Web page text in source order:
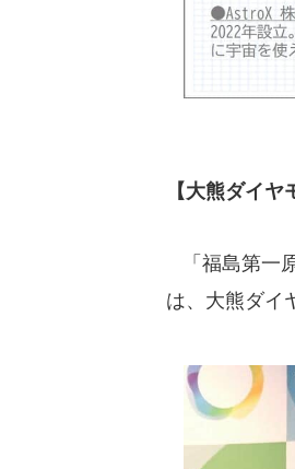
【大熊ダイヤ
「福島第一
は、大熊ダイ